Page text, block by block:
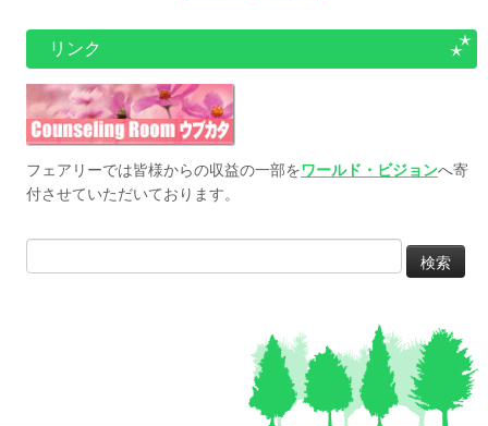
リンク
フェアリーでは皆様からの収益の一部をワールド・ビジョンへ寄
付させていただいております。
検
索: